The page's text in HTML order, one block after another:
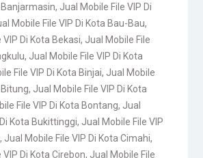
Banjarmasin, Jual Mobile File VIP Di
Mobile File VIP Di Kota Bau-Bau,
Di Kota Bekasi, Jual Mobile File
, Jual Mobile File VIP Di Kota
File VIP Di Kota Binjai, Jual Mobile
Bitung, Jual Mobile File VIP Di Kota
File VIP Di Kota Bontang, Jual
Kota Bukittinggi, Jual Mobile File VIP
, Jual Mobile File VIP Di Kota Cimahi,
Di Kota Cirebon, Jual Mobile File